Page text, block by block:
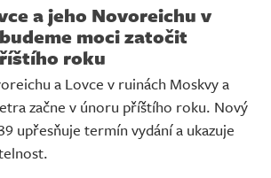
a jeho Novoreichu v
moci zatočit
roku
a Lovce v ruinách Moskvy a
začne v únoru příštího roku. Nový
upřesňuje termín vydání a ukazuje